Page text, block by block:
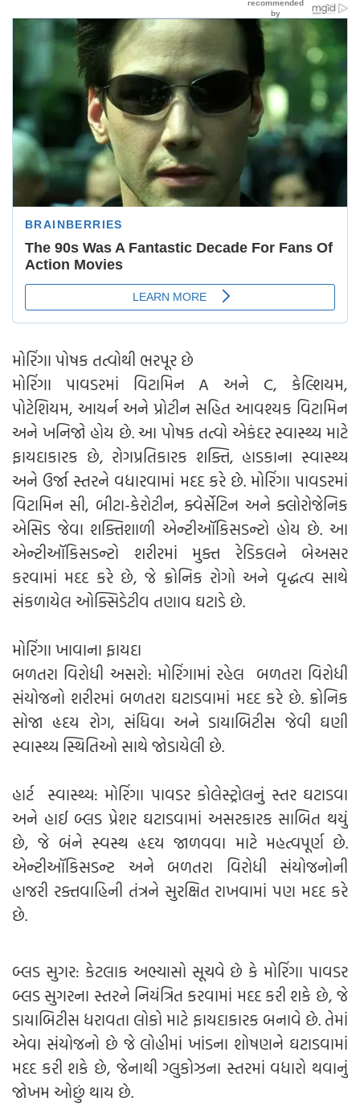
મોરિંગા પોષક તત્વોથી ભરપૂર છે
મોરિંગા પાવડરમાં વિટામિન A અને C, કેલ્શિયમ,
પોટેશિયમ, આયર્ન અને પ્રોટીન સહિત આવશ્યક વિટામિન
અને ખનિજો હોય છે. આ પોષક તત્વો એકંદર સ્વાસ્થ્ય માટે
ફાયદાકારક છે, રોગપ્રતિકારક શક્તિ, હાડકાના સ્વાસ્થ્ય
અને ઉર્જા સ્તરને વધારવામાં મદદ કરે છે. મોરિંગા પાવડરમાં
વિટામિન સી, બીટા-કેરોટીન, ક્વેર્સેટિન અને ક્લોરોજેનિક
એસિડ જેવા શક્તિશાળી એન્ટીઑકિસડન્ટો હોય છે. આ
એન્ટીઑકિસડન્ટો શરીરમાં મુક્ત રેડિકલને બેઅસર
કરવામાં મદદ કરે છે, જે ક્રોનિક રોગો અને વૃદ્ધત્વ સાથે
સંકળાયેલ ઓક્સિડેટીવ તણાવ ઘટાડે છે.
મોરિંગા ખાવાના ફાયદા
બળતરા વિરોધી અસરો: મોરિંગામાં રહેલ બળતરા વિરોધી
સંયોજનો શરીરમાં બળતરા ઘટાડવામાં મદદ કરે છે. ક્રોનિક
સોજા હૃદય રોગ, સંધિવા અને ડાયાબિટીસ જેવી ઘણી
સ્વાસ્થ્ય સ્થિતિઓ સાથે જોડાયેલી છે.
હાર્ટ સ્વાસ્થ્ય: મોરિંગા પાવડર કોલેસ્ટ્રોલનું સ્તર ઘટાડવા
અને હાઈ બ્લડ પ્રેશર ઘટાડવામાં અસરકારક સાબિત થયું
છે, જે બંને સ્વસ્થ હૃદય જાળવવા માટે મહત્વપૂર્ણ છે.
એન્ટીઑકિસડન્ટ અને બળતરા વિરોધી સંયોજનોની
હાજરી રક્તવાહિની તંત્રને સુરક્ષિત રાખવામાં પણ મદદ કરે
છે.
બ્લડ સુગર: કેટલાક અભ્યાસો સૂચવે છે કે મોરિંગા પાવડર
બ્લડ સુગરના સ્તરને નિયંત્રિત કરવામાં મદદ કરી શકે છે, જે
ડાયાબિટીસ ધરાવતા લોકો માટે ફાયદાકારક બનાવે છે. તેમાં
એવા સંયોજનો છે જે લોહીમાં ખાંડના શોષણને ઘટાડવામાં
મદદ કરી શકે છે, જેનાથી ગ્લુકોઝના સ્તરમાં વધારો થવાનું
જોખમ ઓછું થાય છે.